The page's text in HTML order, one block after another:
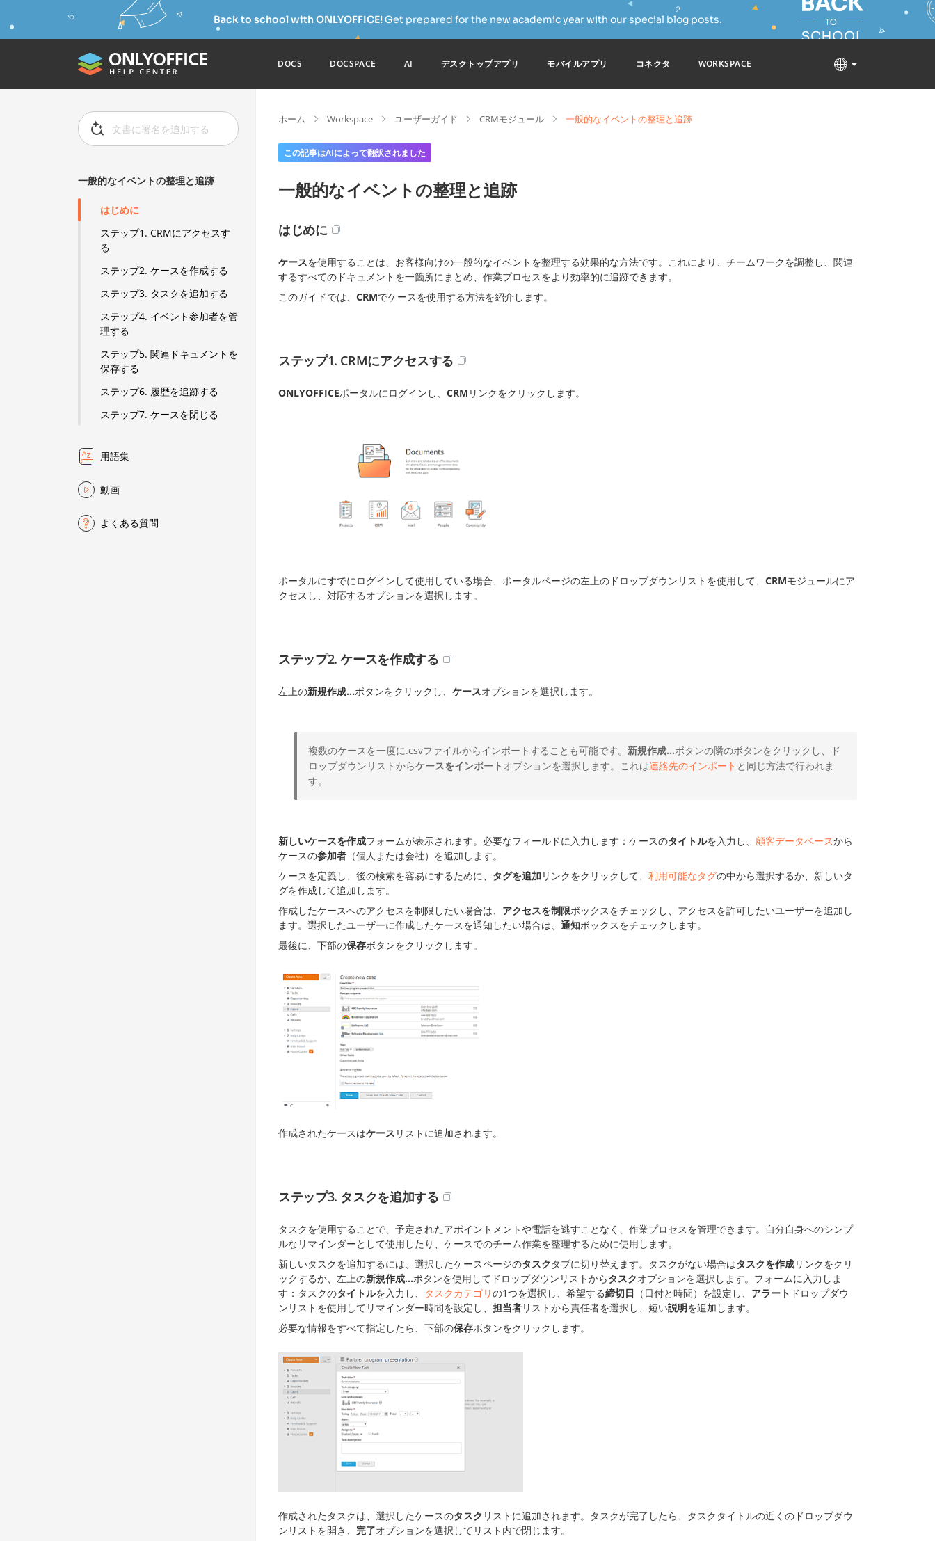
Back to school with ONLYOFFICE!Get prepared for the new academic year with our special blog posts.
DOCS DOCSPACE AI デスクトップアプリ モバイルアプリ コネクタ WORKSPACE
一般的なイベントの整理と追跡
はじめに
ステップ1. CRMにアクセスす
る
ステップ2. ケースを作成する
ステップ3. タスクを追加する
ステップ4. イベント参加者を管
理する
ステップ5. 関連ドキュメントを
保存する
ステップ6. 履歴を追跡する
ステップ7. ケースを閉じる
用語集
動画
よくある質問
ホーム Workspace ユーザーガイド CRMモジュール 一般的なイベントの整理と追跡
この記事はAIによって翻訳されました
一般的なイベントの整理と追跡
はじめに
ケースを使用することは、お客様向けの一般的なイベントを整理する効果的な方法です。これにより、チームワークを調整し、関連
するすべてのドキュメントを一箇所にまとめ、作業プロセスをより効率的に追跡できます。
このガイドでは、 CRMでケースを使用する方法を紹介します。
ステップ1. CRMにアクセスする
ONLYOFFICEポータルにログインし、 CRM リンクをクリックします。
ポータルにすでにログインして使用している場合、ポータルページの左上のドロップダウンリストを使用して、 CRMモジュールにア
クセスし、対応するオプションを選択します。
ステップ2. ケースを作成する
左上の新規作成...ボタンをクリックし、 ケースオプションを選択します。
複数のケースを一度に.csvファイルからインポートすることも可能です。 新規作成...ボタンの隣のボタンをクリックし、ド
ロップダウンリストからケースをインポート オプションを選択します。これは連絡先のインポート と同じ方法で行われま
す。
新しいケースを作成フォームが表示されます。必要なフィールドに入力します：ケースのタイトルを入力し、 顧客データベースから
ケースの参加者 （個人または会社）を追加します。
ケースを定義し、後の検索を容易にするために、 タグを追加 リンクをクリックして、 利用可能なタグの中から選択するか、新しいタ
グを作成して追加します。
作成したケースへのアクセスを制限したい場合は、 アクセスを制限ボックスをチェックし、アクセスを許可したいユーザーを追加し
ます。選択したユーザーに作成したケースを通知したい場合は、 通知ボックスをチェックします。
最後に、下部の保存ボタンをクリックします。
作成されたケースはケース リストに追加されます。
ステップ3. タスクを追加する
タスクを使用することで、予定されたアポイントメントや電話を逃すことなく、作業プロセスを管理できます。自分自身へのシンプ
ルなリマインダーとして使用したり、ケースでのチーム作業を整理するために使用します。
新しいタスクを追加するには、選択したケースページのタスク タブに切り替えます。タスクがない場合はタスクを作成リンクをクリ
ックするか、左上の新規作成...ボタンを使用してドロップダウンリストからタスクオプションを選択します。フォームに入力しま
す：タスクのタイトルを入力し、 タスクカテゴリの1つを選択し、希望する締切日 （日付と時間）を設定し、 アラート ドロップダウ
ンリストを使用してリマインダー時間を設定し、 担当者リストから責任者を選択し、短い説明を追加します。
必要な情報をすべて指定したら、下部の保存ボタンをクリックします。
作成されたタスクは、選択したケースのタスク リストに追加されます。タスクが完了したら、タスクタイトルの近くのドロップダウ
ンリストを開き、 完了オプションを選択してリスト内で閉じます。